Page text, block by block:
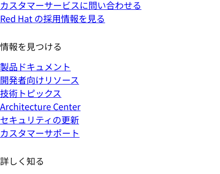
カスタマーサービスに問い合わせる
Red Hat の採用情報を見る
情報を見つける
製品ドキュメント
開発者向けリソース
技術トピックス
Architecture Center
セキュリティの更新
カスタマーサポート
詳しく知る